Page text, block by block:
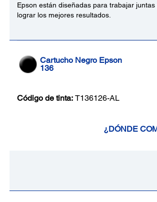
Epson están diseñadas para trabajar juntas
lograr los mejores resultados.
Cartucho Negro Epson
136
Código de tinta: T136126-AL
¿DÓNDE